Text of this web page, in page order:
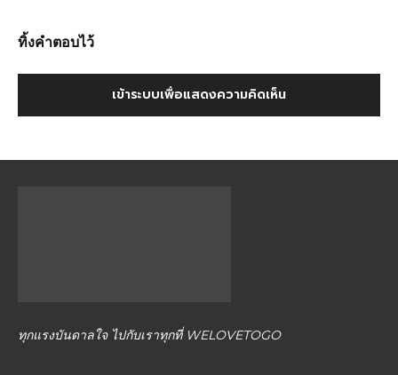
ทิ้งคำตอบไว้
เข้าระบบเพื่อแสดงความคิดเห็น
ทุกแรงบันดาลใจ ไปกับเราทุกที่ WELOVETOGO